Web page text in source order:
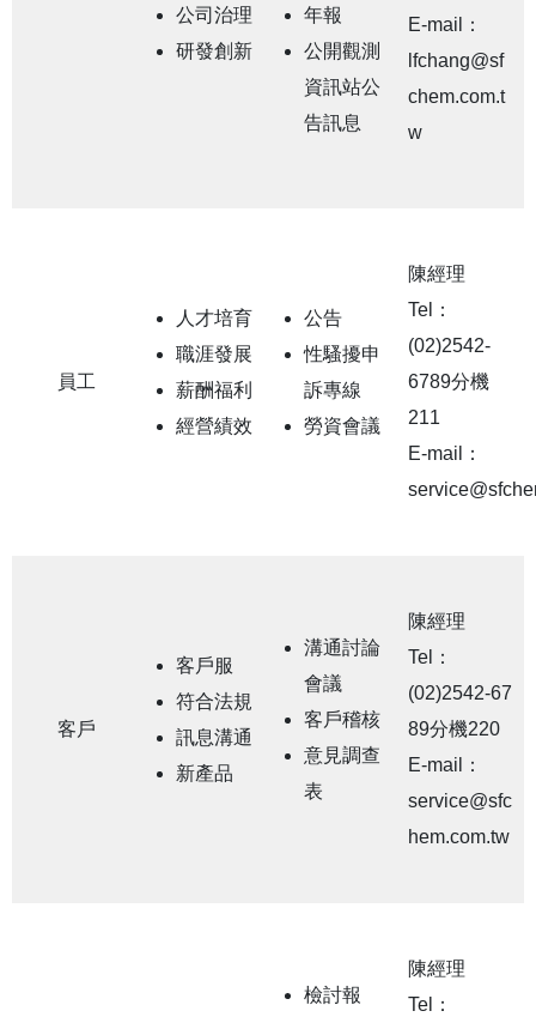
公司治理
研發創新
年報
公開觀測
資訊站公
告訊息
E-mail：
lfchang@sf
chem.com.t
w
員工
人才培育
職涯發展
薪酬福利
經營績效
公告
性騷擾申
訴專線
勞資會議
陳經理
Tel：
(02)2542-
6789分機
211
E-mail：
客戶
客戶服
符合法規
訊息溝通
新產品
溝通討論
會議
客戶稽核
意見調查
表
陳經理
Tel：
(02)2542-67
89分機220
E-mail：
service@sfc
hem.com.tw
檢討報
陳經理
Tel：